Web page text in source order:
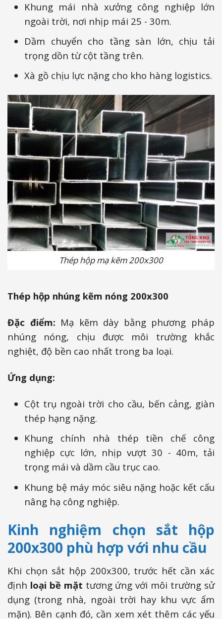
Khung mái nhà xưởng công nghiệp lớn
ngoài trời, nơi nhịp mái 25 - 30m.
Dầm chuyển cho tầng sàn lớn, chịu tải
trọng dồn từ cột tầng trên.
Xà gồ chịu lực nặng cho kho hàng logistics.
Thép hộp mạ kẽm 200x300
Thép hộp nhúng kẽm nóng 200x300
Đặc điểm: Mạ kẽm dày bằng phương pháp
nhúng nóng, chịu được môi trường khắc
nghiệt, độ bền cao nhất trong ba loại.
Ứng dụng:
Cột trụ ngoài trời cho cầu, bến cảng, giàn
thép hạng nặng.
Khung chính nhà thép tiền chế công
nghiệp cực lớn, nhịp vượt 30 - 40m, tải
trọng mái và dầm cầu trục cao.
Khung bệ máy móc siêu nặng hoặc kết cấu
nâng hạ công nghiệp.
Kinh nghiệm chọn sắt hộp
200x300 phù hợp với nhu cầu
Khi chọn sắt hộp 200x300, trước hết cần xác
định loại bề mặt tương ứng với môi trường sử
dụng (trong nhà, ngoài trời hay khu vực ẩm
mặn). Bên cạnh đó, cần xem xét thêm các yếu